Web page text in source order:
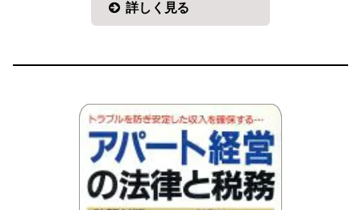
詳しく見る